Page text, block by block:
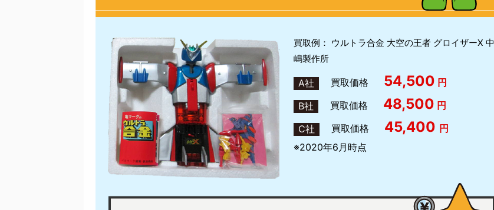
買取例： ウルトラ合金 大空の王者 グロイザーX 中
嶋製作所
A社 買取価格 54,500 円
B社
買取価格 48,500 円
C社
買取価格 45,400 円
※2020年6月時点